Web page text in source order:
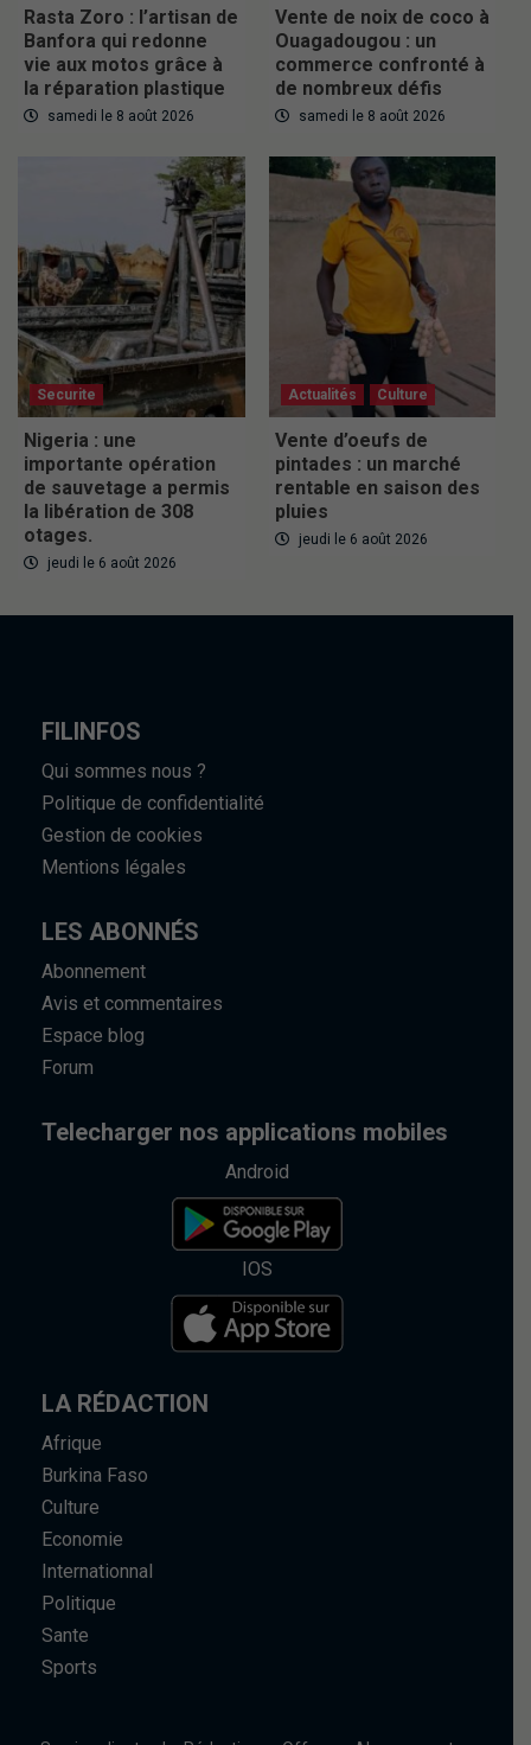
Rasta Zoro : l’artisan de
Banfora qui redonne
vie aux motos grâce à
la réparation plastique
samedi le 8 août 2026
Vente de noix de coco à
Ouagadougou : un
commerce confronté à
de nombreux défis
samedi le 8 août 2026
Securite
Nigeria : une
importante opération
de sauvetage a permis
la libération de 308
otages.
jeudi le 6 août 2026
Actualités Culture
Vente d’oeufs de
pintades : un marché
rentable en saison des
pluies
jeudi le 6 août 2026
FILINFOS
Qui sommes nous ?
Politique de confidentialité
Gestion de cookies
Mentions légales
LES ABONNÉS
Abonnement
Avis et commentaires
Espace blog
Forum
Telecharger nos applications mobiles
Android
IOS
LA RÉDACTION
Afrique
Burkina Faso
Culture
Economie
Internationnal
Politique
Sante
Sports